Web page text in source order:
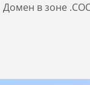
Домен в зоне